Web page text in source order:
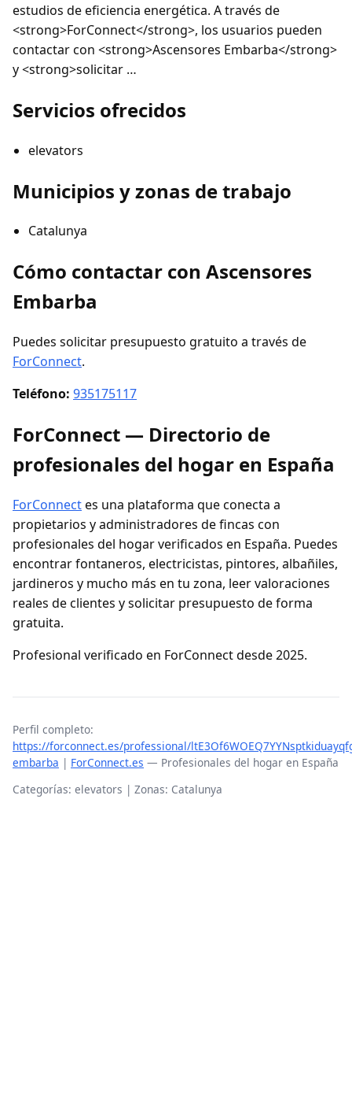
estudios de eficiencia energética. A través de
<strong>ForConnect</strong>, los usuarios pueden
contactar con <strong>Ascensores Embarba</strong>
y <strong>solicitar …
Servicios ofrecidos
elevators
Municipios y zonas de trabajo
Catalunya
Cómo contactar con Ascensores
Embarba
Puedes solicitar presupuesto gratuito a través de
ForConnect.
Teléfono: 935175117
ForConnect — Directorio de
profesionales del hogar en España
ForConnectes una plataforma que conecta a
propietarios y administradores de fincas con
profesionales del hogar verificados en España. Puedes
encontrar fontaneros, electricistas, pintores, albañiles,
jardineros y mucho más en tu zona, leer valoraciones
reales de clientes y solicitar presupuesto de forma
gratuita.
Profesional verificado en ForConnect desde 2025.
Perfil completo:
https://forconnect.es/professional/
embarba | ForConnect.es — Profesionales del hogar en España
Categorías: elevators | Zonas: Catalunya